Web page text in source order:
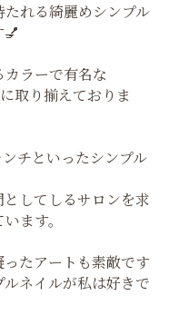
れる綺麗めシンプル
ラーで有名な
取り揃えておりま
チといったシンプル
してしるサロンを求
ます。
たアートも素敵です
ネイルが私は好きで